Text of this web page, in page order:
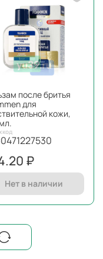
после бритья
для
кожи,
₽
Нет в наличии